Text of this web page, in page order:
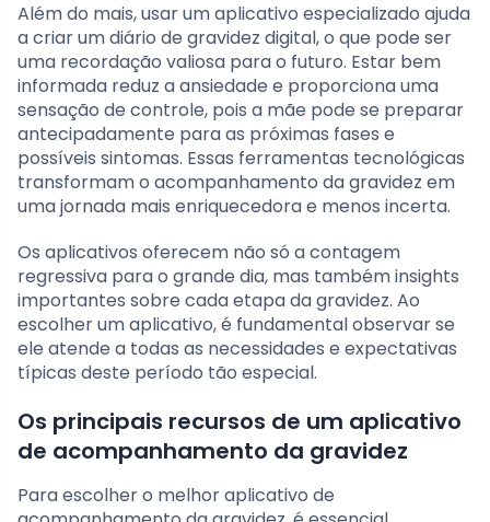
Além do mais, usar um aplicativo especializado ajuda
a criar um diário de gravidez digital, o que pode ser
uma recordação valiosa para o futuro. Estar bem
informada reduz a ansiedade e proporciona uma
sensação de controle, pois a mãe pode se preparar
antecipadamente para as próximas fases e
possíveis sintomas. Essas ferramentas tecnológicas
transformam o acompanhamento da gravidez em
uma jornada mais enriquecedora e menos incerta.
Os aplicativos oferecem não só a contagem
regressiva para o grande dia, mas também insights
importantes sobre cada etapa da gravidez. Ao
escolher um aplicativo, é fundamental observar se
ele atende a todas as necessidades e expectativas
típicas deste período tão especial.
Os principais recursos de um aplicativo
de acompanhamento da gravidez
Para escolher o melhor aplicativo de